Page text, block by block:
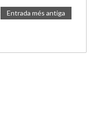
Entrada més antiga